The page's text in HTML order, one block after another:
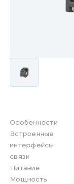
Особенности
Встроенные
интерфейсы
связи
Питание
Мощность